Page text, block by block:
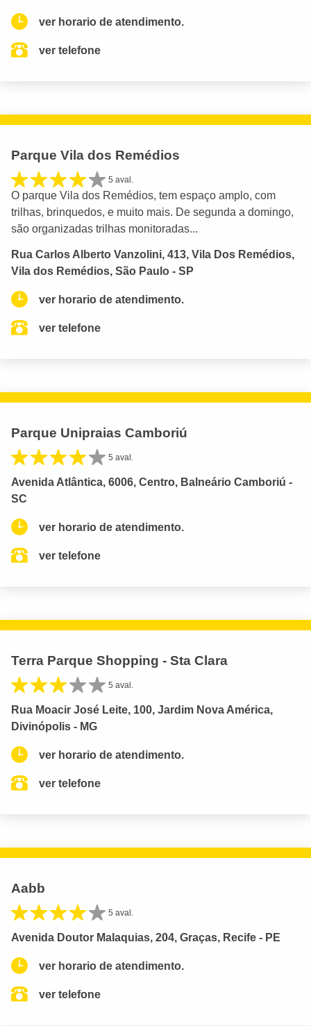
ver horario de atendimento.
ver telefone
Parque Vila dos Remédios
5 aval.
O parque Vila dos Remédios, tem espaço amplo, com
trilhas, brinquedos, e muito mais. De segunda a domingo,
são organizadas trilhas monitoradas...
Rua Carlos Alberto Vanzolini, 413, Vila Dos Remédios,
Vila dos Remédios, São Paulo - SP
ver horario de atendimento.
ver telefone
Parque Unipraias Camboriú
5 aval.
Avenida Atlântica, 6006, Centro, Balneário Camboriú -
SC
ver horario de atendimento.
ver telefone
Terra Parque Shopping - Sta Clara
5 aval.
Rua Moacir José Leite, 100, Jardim Nova América,
Divinópolis - MG
ver horario de atendimento.
ver telefone
Aabb
5 aval.
Avenida Doutor Malaquias, 204, Graças, Recife - PE
ver horario de atendimento.
ver telefone